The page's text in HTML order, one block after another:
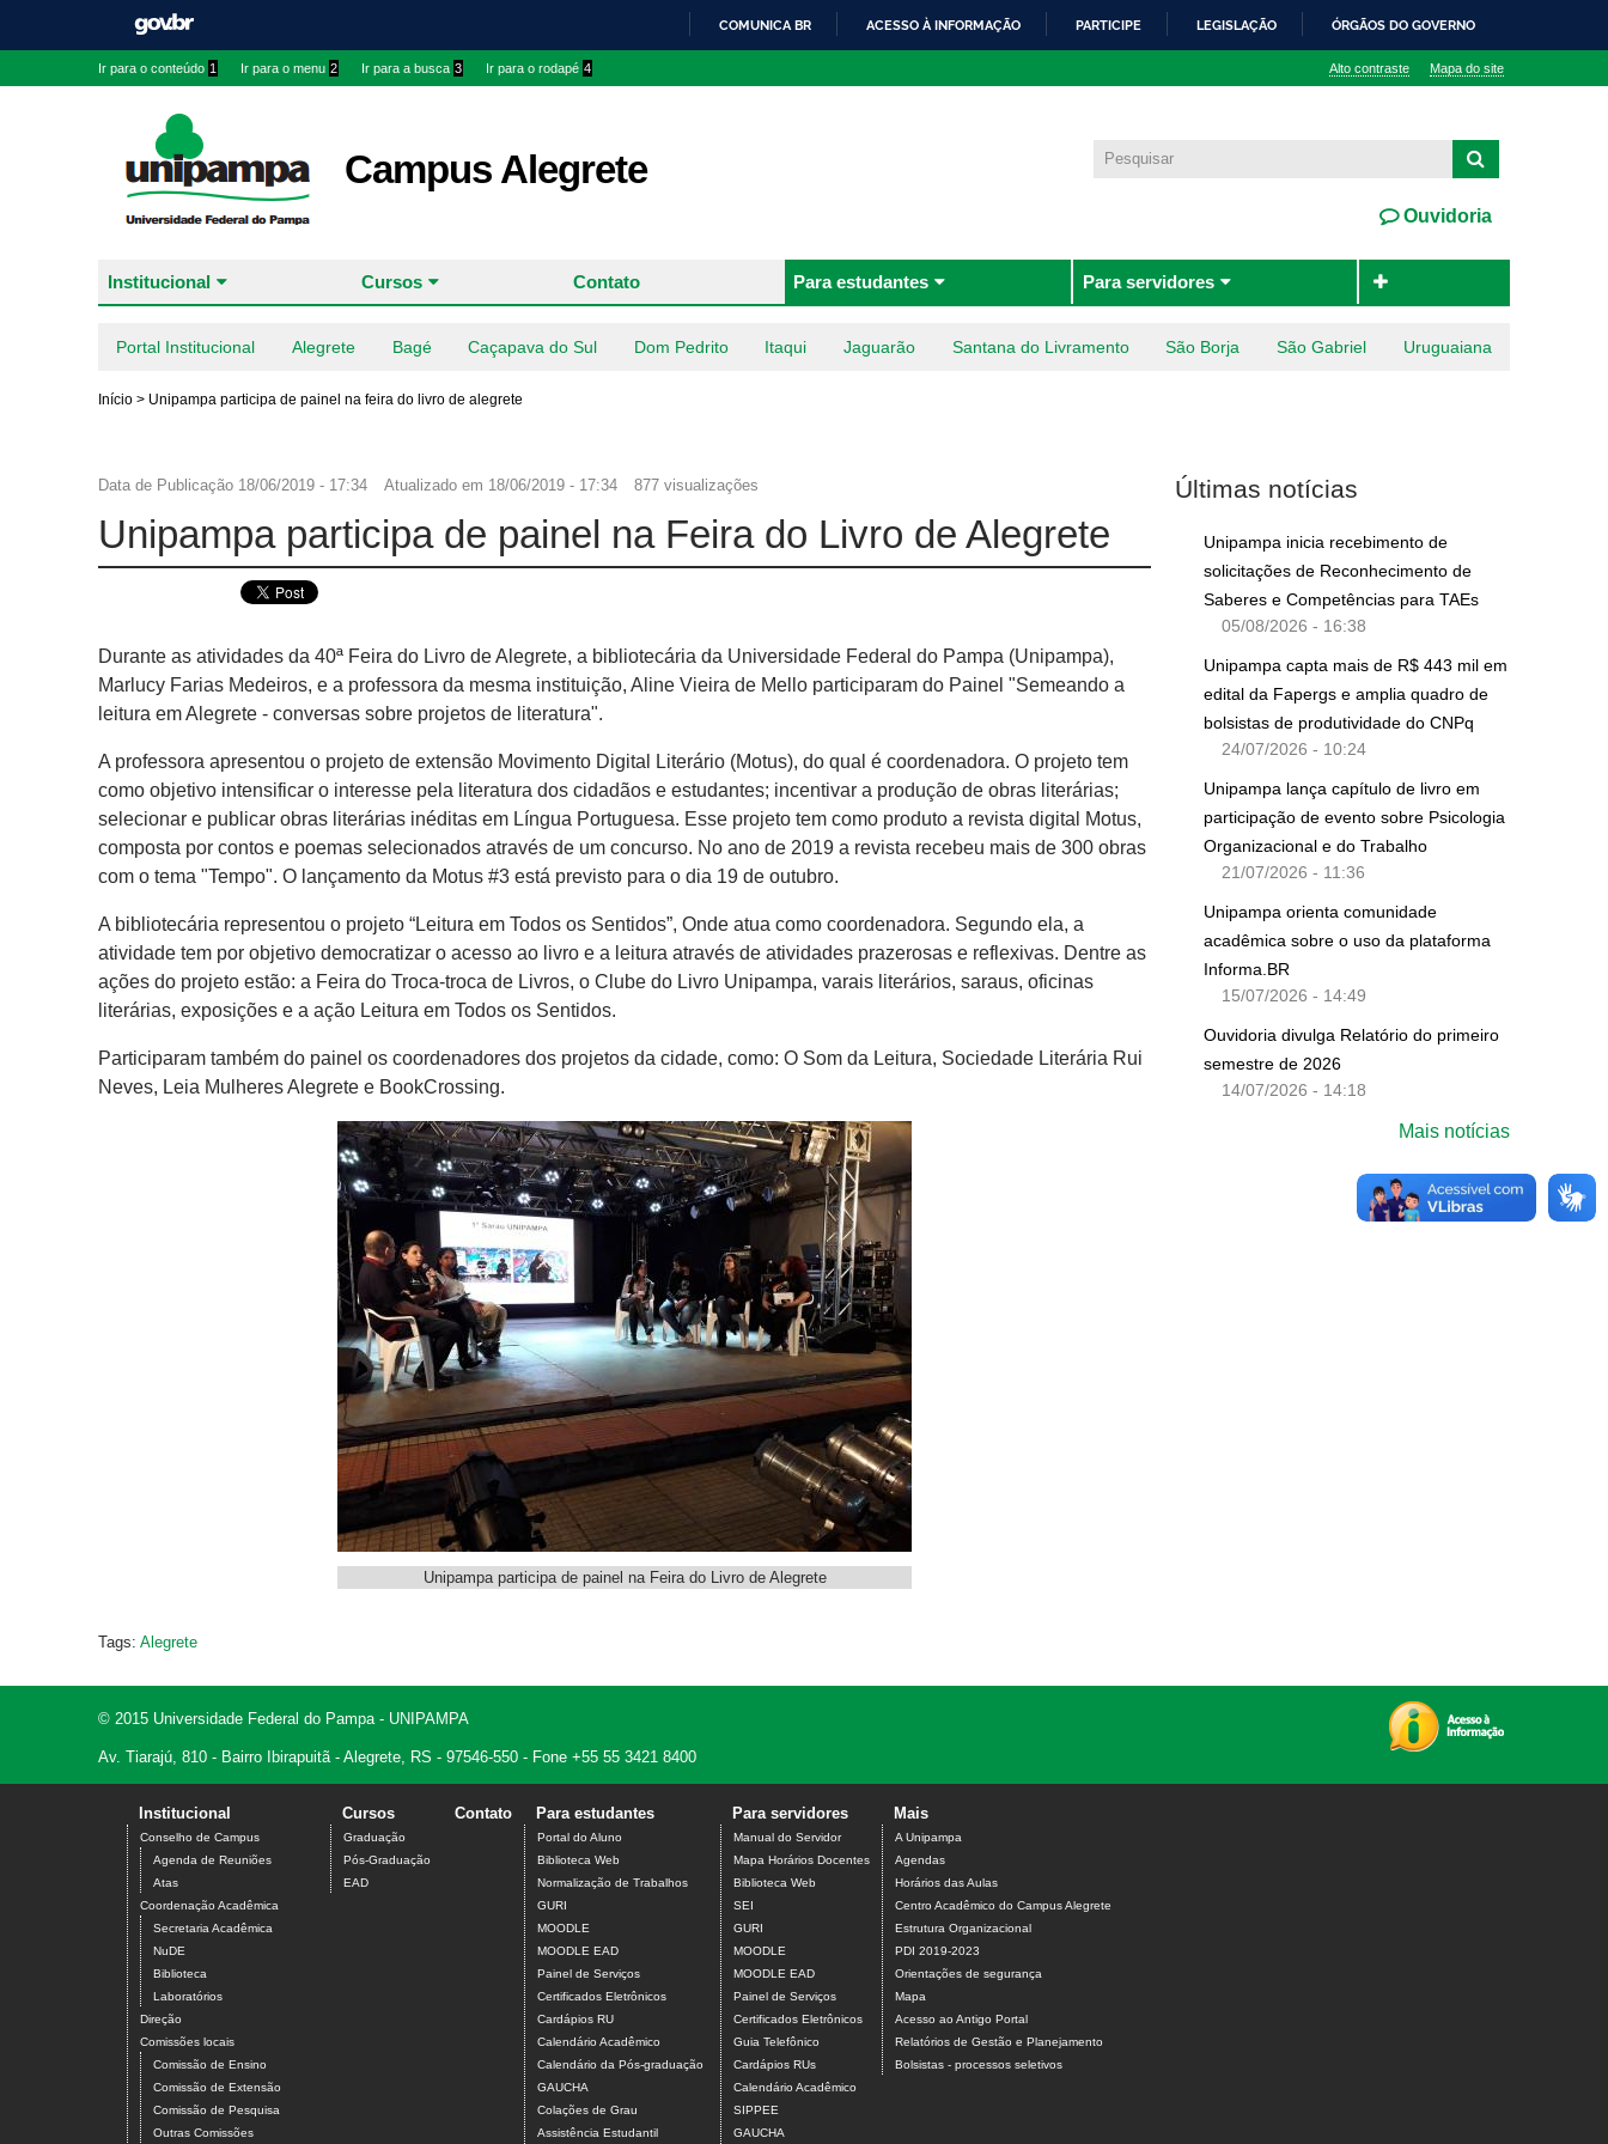
COMUNICA BR ACESSO À INFORMAÇÃO PARTICIPE LEGISLAÇÃO ÓRGÃOS DO GOVERNO
Ir para o conteúdo 1 Ir para o menu 2 Ir para a busca 3 Ir para o rodapé 4 Alto contraste Mapa do site
Campus Alegrete
Ouvidoria
Institucional Cursos Contato Para estudantes Para servidores
Portal Institucional Alegrete Bagé Caçapava do Sul Dom Pedrito Itaqui Jaguarão Santana do Livramento São Borja São Gabriel Uruguaiana
Início > Unipampa participa de painel na feira do livro de alegrete
Data de Publicação 18/06/2019 - 17:34 Atualizado em 18/06/2019 - 17:34 877 visualizações
Unipampa participa de painel na Feira do Livro de Alegrete
Durante as atividades da 40ª Feira do Livro de Alegrete, a bibliotecária da Universidade Federal do Pampa (Unipampa),
Marlucy Farias Medeiros, e a professora da mesma instituição, Aline Vieira de Mello participaram do Painel "Semeando a
leitura em Alegrete - conversas sobre projetos de literatura".
A professora apresentou o projeto de extensão Movimento Digital Literário (Motus), do qual é coordenadora. O projeto tem
como objetivo intensificar o interesse pela literatura dos cidadãos e estudantes; incentivar a produção de obras literárias;
selecionar e publicar obras literárias inéditas em Língua Portuguesa. Esse projeto tem como produto a revista digital Motus,
composta por contos e poemas selecionados através de um concurso. No ano de 2019 a revista recebeu mais de 300 obras
com o tema "Tempo". O lançamento da Motus #3 está previsto para o dia 19 de outubro.
A bibliotecária representou o projeto “Leitura em Todos os Sentidos”, Onde atua como coordenadora. Segundo ela, a
atividade tem por objetivo democratizar o acesso ao livro e a leitura através de atividades prazerosas e reflexivas. Dentre as
ações do projeto estão: a Feira do Troca-troca de Livros, o Clube do Livro Unipampa, varais literários, saraus, oficinas
literárias, exposições e a ação Leitura em Todos os Sentidos.
Participaram também do painel os coordenadores dos projetos da cidade, como: O Som da Leitura, Sociedade Literária Rui
Neves, Leia Mulheres Alegrete e BookCrossing.
Unipampa participa de painel na Feira do Livro de Alegrete
Tags: Alegrete
Últimas notícias
Unipampa inicia recebimento de
solicitações de Reconhecimento de
Saberes e Competências para TAEs
05/08/2026 - 16:38
Unipampa capta mais de R$ 443 mil em
edital da Fapergs e amplia quadro de
bolsistas de produtividade do CNPq
24/07/2026 - 10:24
Unipampa lança capítulo de livro em
participação de evento sobre Psicologia
Organizacional e do Trabalho
21/07/2026 - 11:36
Unipampa orienta comunidade
acadêmica sobre o uso da plataforma
Informa.BR
15/07/2026 - 14:49
Ouvidoria divulga Relatório do primeiro
semestre de 2026
14/07/2026 - 14:18
Mais notícias
© 2015 Universidade Federal do Pampa - UNIPAMPA
Av. Tiarajú, 810 - Bairro Ibirapuitã - Alegrete, RS - 97546-550 - Fone +55 55 3421 8400
Institucional
Conselho de Campus
Agenda de Reuniões
Atas
Coordenação Acadêmica
Secretaria Acadêmica
NuDE
Biblioteca
Laboratórios
Direção
Comissões locais
Comissão de Ensino
Comissão de Extensão
Comissão de Pesquisa
Outras Comissões
Cursos
Graduação
Pós-Graduação
EAD
Contato Para estudantes
Portal do Aluno
Biblioteca Web
Normalização de Trabalhos
GURI
MOODLE
MOODLE EAD
Painel de Serviços
Certificados Eletrônicos
Cardápios RU
Calendário Acadêmico
Calendário da Pós-graduação
GAUCHA
Colações de Grau
Assistência Estudantil
Para servidores
Manual do Servidor
Mapa Horários Docentes
Biblioteca Web
SEI
GURI
MOODLE
MOODLE EAD
Painel de Serviços
Certificados Eletrônicos
Guia Telefônico
Cardápios RUs
Calendário Acadêmico
SIPPEE
GAUCHA
Mais
A Unipampa
Agendas
Horários das Aulas
Centro Acadêmico do Campus Alegrete
Estrutura Organizacional
PDI 2019-2023
Orientações de segurança
Mapa
Acesso ao Antigo Portal
Relatórios de Gestão e Planejamento
Bolsistas - processos seletivos